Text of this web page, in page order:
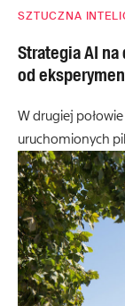
SZTUCZNA
Strategia AI
od
W drugiej
uruchomionych